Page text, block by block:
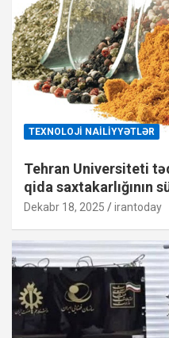
TEXNOLOJI NAILIYYƏTLƏR
Tehran Universiteti
qida saxtakarlığının
Dekabr 18, 2025 irantoday